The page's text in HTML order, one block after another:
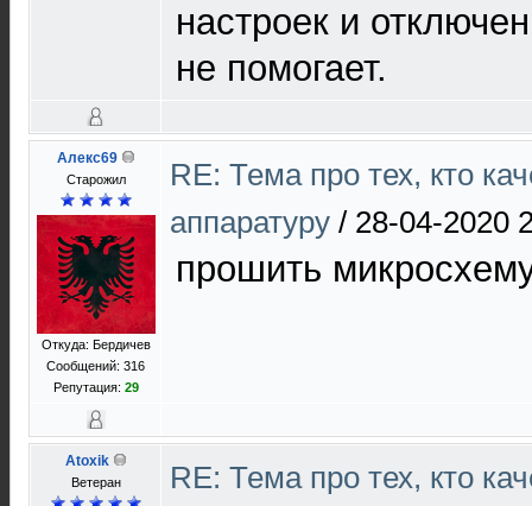
настроек и
не помогает.
Алекс69
Старожил
Откуда: Бердичев
Сообщений: 316
Репутация: 29
RE: Тема про тех, кто
аппаратуру / 28-04-2020
прошить
Atoxik
Ветеран
RE: Тема про тех, кто